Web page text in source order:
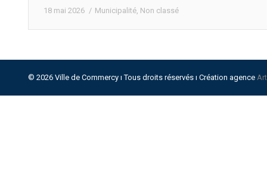
18 mai 2026 Municipalité, Non classé
© 2026 Ville de Commercy ı Tous droits réservés ı Création agence